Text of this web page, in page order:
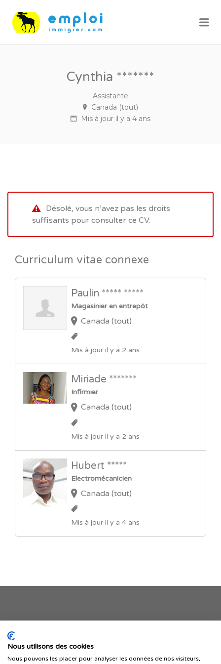
Cynthia *******
Assistante
Canada (tout)
Mis à jour il y a 4 ans
Désolé, vous n’avez pas les droits
suffisants pour consulter ce CV.
Curriculum vitae connexe
Paulin ***** *****
Magasinier en entrepôt
Canada (tout)
Mis à jour il y a 2 ans
Miriade *******
Infirmier
Canada (tout)
Mis à jour il y a 2 ans
Hubert *****
Electromécanicien
Canada (tout)
Mis à jour il y a 4 ans
Je publie mon offre
Nous utilisons des cookies
Nous pouvons les placer pour analyser les données de nos visiteurs,